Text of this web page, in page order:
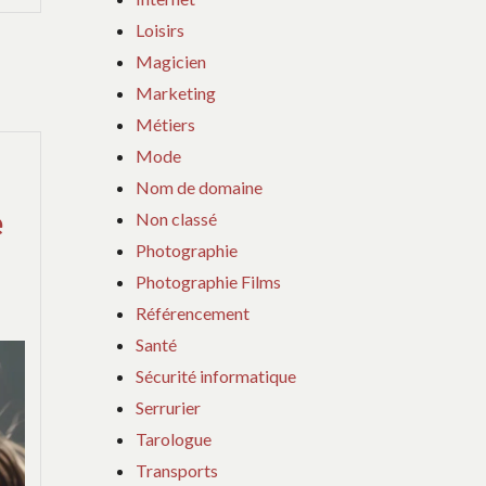
Loisirs
Magicien
Marketing
Métiers
Mode
Nom de domaine
Non classé
Photographie
Photographie Films
Référencement
Santé
Sécurité informatique
Serrurier
Tarologue
Transports